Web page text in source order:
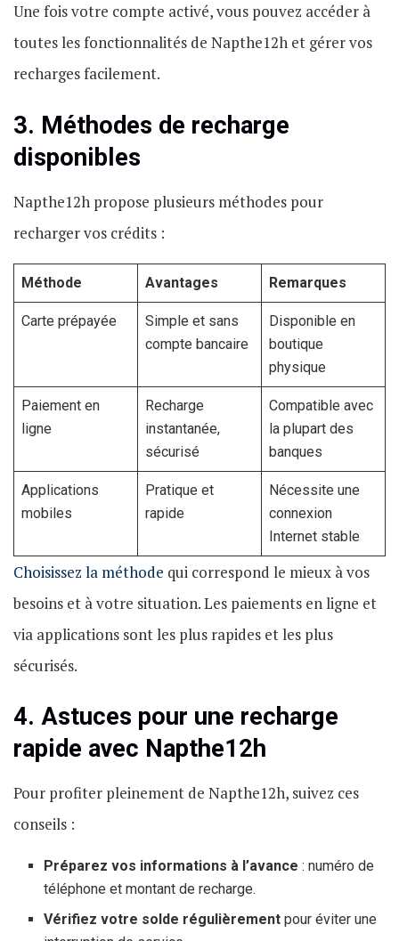
Une fois votre compte activé, vous pouvez accéder à
toutes les fonctionnalités de Napthe12h et gérer vos
recharges facilement.
3. Méthodes de recharge
disponibles
Napthe12h propose plusieurs méthodes pour
recharger vos crédits :
Méthode Avantages Remarques
Carte prépayée
Simple et sans
compte bancaire
Disponible en
boutique
physique
Paiement en
ligne
Recharge
instantanée,
sécurisé
Compatible avec
la plupart des
banques
Applications
mobiles
Pratique et
rapide
Nécessite une
connexion
Internet stable
Choisissez la méthode qui correspond le mieux à vos
besoins et à votre situation. Les paiements en ligne et
via applications sont les plus rapides et les plus
sécurisés.
4. Astuces pour une recharge
rapide avec Napthe12h
Pour profiter pleinement de Napthe12h, suivez ces
conseils :
Préparez vos informations à l’avance : numéro de
téléphone et montant de recharge.
Vérifiez votre solde régulièrement pour éviter une